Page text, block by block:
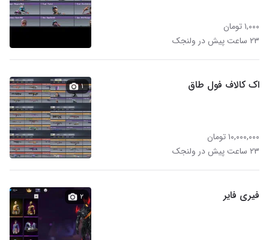
۱,۰۰۰ تومان
۲۳ ساعت پیش در ولنجک
اک کالاف فول طاق
۱۰,۰۰۰,۰۰۰ تومان
۲۳ ساعت پیش در ولنجک
۱
فیری فایر ۲